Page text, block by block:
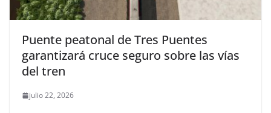
Puente peatonal de Tres Puentes
garantizará cruce seguro sobre las vías
del tren
julio 22, 2026